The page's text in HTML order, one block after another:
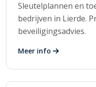
Sleutelplannen en
bedrijven in Lierde.
beveiligingsadvies.
Meer info